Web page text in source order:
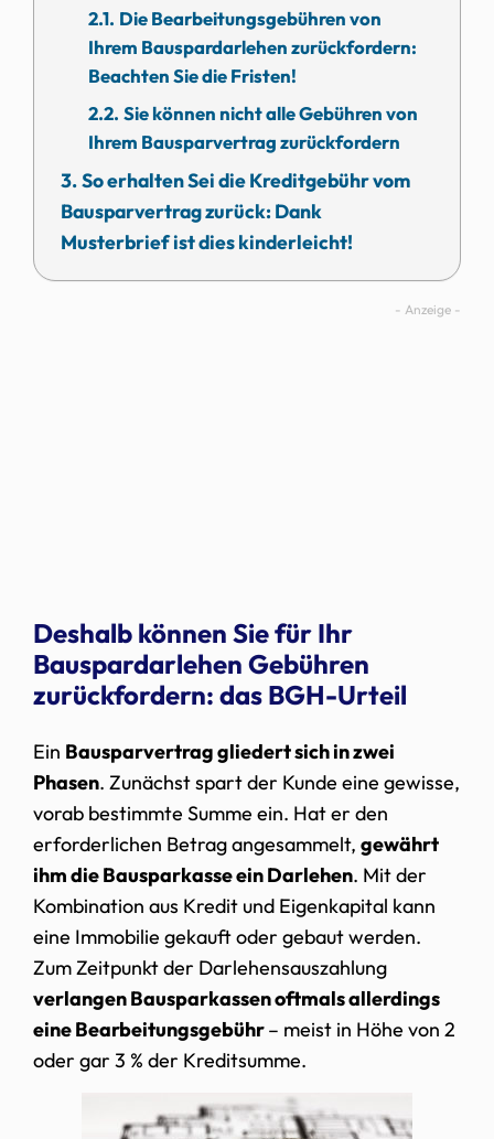
Die Bearbeitungsgebühren von
Ihrem Bauspardarlehen zurückfordern:
Beachten Sie die Fristen!
Sie können nicht alle Gebühren von
Ihrem Bausparvertrag zurückfordern
So erhalten Sei die Kreditgebühr vom
Bausparvertrag zurück: Dank
Musterbrief ist dies kinderleicht!
Deshalb können Sie für Ihr
Bauspardarlehen Gebühren
zurückfordern: das BGH-Urteil
Ein Bausparvertrag gliedert sich in zwei
Phasen. Zunächst spart der Kunde eine gewisse,
vorab bestimmte Summe ein. Hat er den
erforderlichen Betrag angesammelt, gewährt
ihm die Bausparkasse ein Darlehen. Mit der
Kombination aus Kredit und Eigenkapital kann
eine Immobilie gekauft oder gebaut werden.
Zum Zeitpunkt der Darlehensauszahlung
verlangen Bausparkassen oftmals allerdings
eine Bearbeitungsgebühr– meist in Höhe von 2
oder gar 3 % der Kreditsumme.